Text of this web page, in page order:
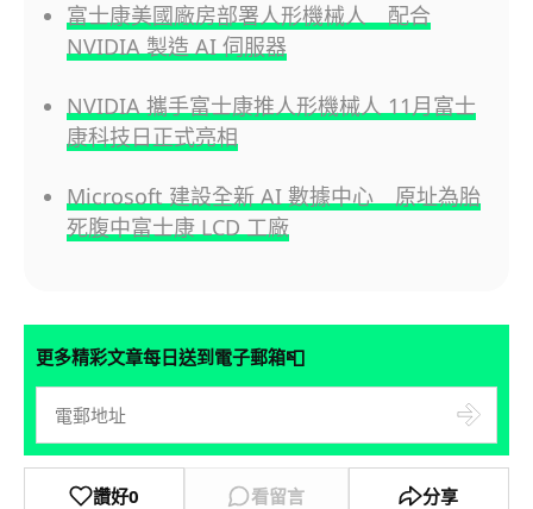
富士康美國廠房部署人形機械人 配合
NVIDIA 製造 AI 伺服器
NVIDIA 攜手富士康推人形機械人 11月富士
康科技日正式亮相
Microsoft 建設全新 AI 數據中心 原址為胎
死腹中富士康 LCD 工廠
更多精彩文章每日送到電子郵箱📮
讚好0 看留言 分享